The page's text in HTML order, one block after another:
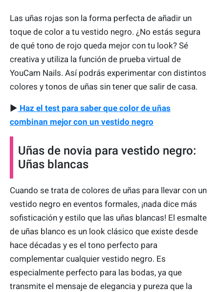
Las uñas rojas son la forma perfecta de añadir un
toque de color a tu vestido negro. ¿No estás segura
de qué tono de rojo queda mejor con tu look? Sé
creativa y utiliza la función de prueba virtual de
YouCam Nails. Así podrás experimentar con distintos
colores y tonos de uñas sin tener que salir de casa.
▶ Haz el test para saber que color de uñas
combinan mejor con un vestido negro
Uñas de novia para vestido negro:
Uñas blancas
Cuando se trata de colores de uñas para llevar con un
vestido negro en eventos formales, ¡nada dice más
sofisticación y estilo que las uñas blancas! El esmalte
de uñas blanco es un look clásico que existe desde
hace décadas y es el tono perfecto para
complementar cualquier vestido negro. Es
especialmente perfecto para las bodas, ya que
transmite el mensaje de elegancia y pureza que la